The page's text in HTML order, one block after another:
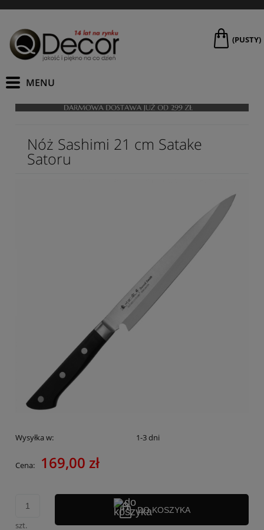
(PUSTY)
Nóż Sashimi 21 cm Satake
Satoru
Wysyłka w: 1-3 dni
Cena: 169,00 zł
szt.
DO KOSZYKA